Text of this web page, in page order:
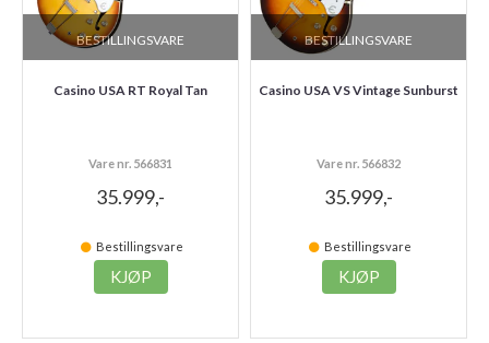
BESTILLINGSVARE
Casino USA RT Royal Tan
Vare nr. 566831
35.999,-
Bestillingsvare
KJØP
BESTILLINGSVARE
Casino USA VS Vintage Sunburst
Vare nr. 566832
35.999,-
Bestillingsvare
KJØP